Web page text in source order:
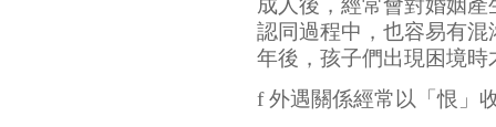
成人後，經常會對婚姻
認同過程中，也容易有
年後，孩子們出現困境時
f 外遇關係經常以「恨」